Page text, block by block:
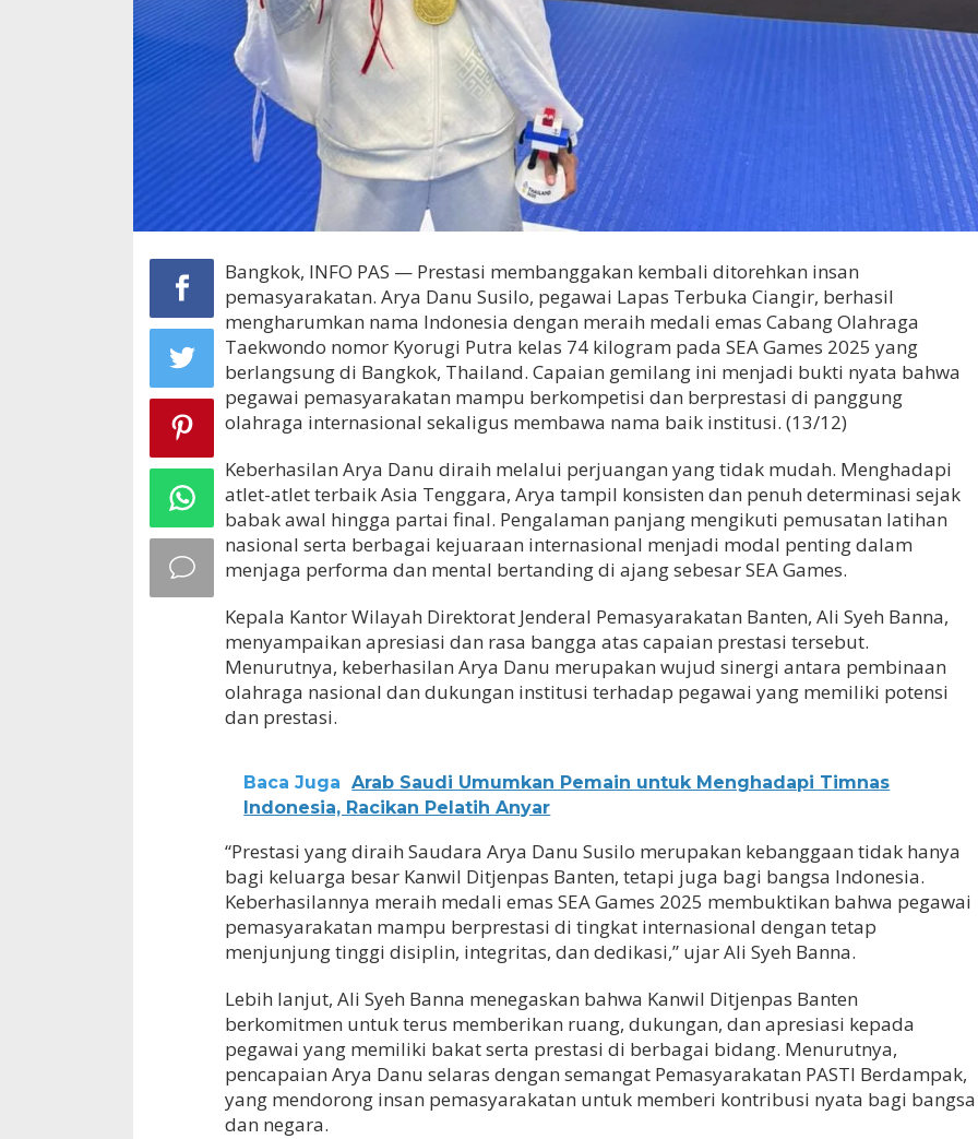
Bangkok, INFO PAS — Prestasi membanggakan kembali ditorehkan insan
pemasyarakatan. Arya Danu Susilo, pegawai Lapas Terbuka Ciangir, berhasil
mengharumkan nama Indonesia dengan meraih medali emas Cabang Olahraga
Taekwondo nomor Kyorugi Putra kelas 74 kilogram pada SEA Games 2025 yang
berlangsung di Bangkok, Thailand. Capaian gemilang ini menjadi bukti nyata bahwa
pegawai pemasyarakatan mampu berkompetisi dan berprestasi di panggung
olahraga internasional sekaligus membawa nama baik institusi. (13/12)
Keberhasilan Arya Danu diraih melalui perjuangan yang tidak mudah. Menghadapi
atlet-atlet terbaik Asia Tenggara, Arya tampil konsisten dan penuh determinasi sejak
babak awal hingga partai final. Pengalaman panjang mengikuti pemusatan latihan
nasional serta berbagai kejuaraan internasional menjadi modal penting dalam
menjaga performa dan mental bertanding di ajang sebesar SEA Games.
Kepala Kantor Wilayah Direktorat Jenderal Pemasyarakatan Banten, Ali Syeh Banna,
menyampaikan apresiasi dan rasa bangga atas capaian prestasi tersebut.
Menurutnya, keberhasilan Arya Danu merupakan wujud sinergi antara pembinaan
olahraga nasional dan dukungan institusi terhadap pegawai yang memiliki potensi
dan prestasi.
Baca Juga Arab Saudi Umumkan Pemain untuk Menghadapi Timnas
Indonesia, Racikan Pelatih Anyar
“Prestasi yang diraih Saudara Arya Danu Susilo merupakan kebanggaan tidak hanya
bagi keluarga besar Kanwil Ditjenpas Banten, tetapi juga bagi bangsa Indonesia.
Keberhasilannya meraih medali emas SEA Games 2025 membuktikan bahwa pegawai
pemasyarakatan mampu berprestasi di tingkat internasional dengan tetap
menjunjung tinggi disiplin, integritas, dan dedikasi,” ujar Ali Syeh Banna.
Lebih lanjut, Ali Syeh Banna menegaskan bahwa Kanwil Ditjenpas Banten
berkomitmen untuk terus memberikan ruang, dukungan, dan apresiasi kepada
pegawai yang memiliki bakat serta prestasi di berbagai bidang. Menurutnya,
pencapaian Arya Danu selaras dengan semangat Pemasyarakatan PASTI Berdampak,
yang mendorong insan pemasyarakatan untuk memberi kontribusi nyata bagi bangsa
dan negara.